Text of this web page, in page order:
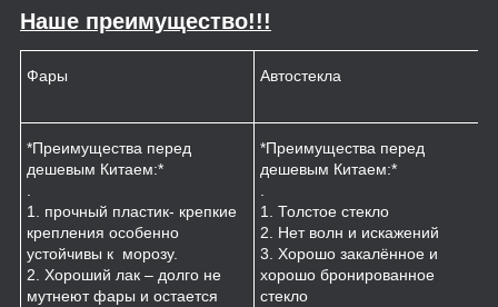
Наше преимущество!!!
Фары Автостекла
*Преимущества перед
дешевым Китаем:*
.
1. прочный пластик- крепкие
крепления особенно
устойчивы к морозу.
2. Хороший лак – долго не
мутнеют фары и остается
*Преимущества перед
дешевым Китаем:*
.
1. Толстое стекло
2. Нет волн и искажений
3. Хорошо закалённое и
хорошо бронированное
стекло